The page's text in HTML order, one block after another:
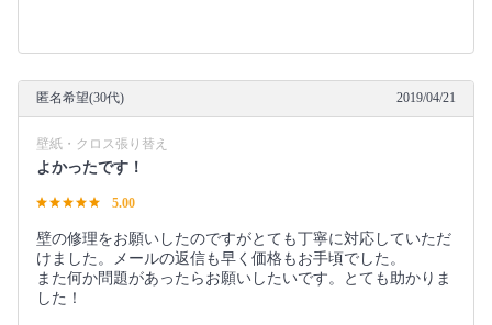
匿名希望(30代) 2019/04/21
壁紙・クロス張り替え
よかったです！
5.00
壁の修理をお願いしたのですがとても丁寧に対応していただ
けました。メールの返信も早く価格もお手頃でした。
また何か問題があったらお願いしたいです。とても助かりま
した！